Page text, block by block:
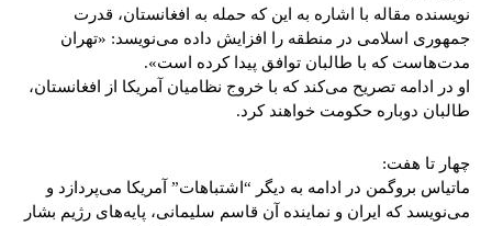
نویسنده مقاله با اشاره به این که حمله به افغانستان، قدرت
جمهوری اسلامی در منطقه را افزایش داده می‌نویسد: «تهران
مدت‌هاست که با طالبان توافق پیدا کرده است».
او در ادامه تصریح می‌کند که با خروج نظامیان آمریکا از افغانستان،
طالبان دوباره حکومت خواهند کرد.
چهار تا هفت:
ماتیاس بروگمن در ادامه به دیگر “اشتباهات” آمریکا می‌پردازد و
می‌نویسد که ایران و نماینده آن قاسم سلیمانی، پایه‌های رژیم بشار